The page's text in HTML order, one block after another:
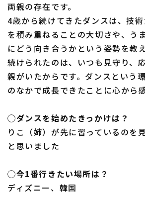
両親の存在です。
4歳から続けてきたダンスは、技
を積み重ねることの大切さや、う
にどう向き合うかという姿勢を教
続けられたのは、いつも見守り、
親がいたからです。ダンスという
のなかで成長できたことに心から
◯ダンスを始めたきっかけは？
りこ（姉）が先に習っているのを
と思いました
◯今1番行きたい場所は？
ディズニー、韓国